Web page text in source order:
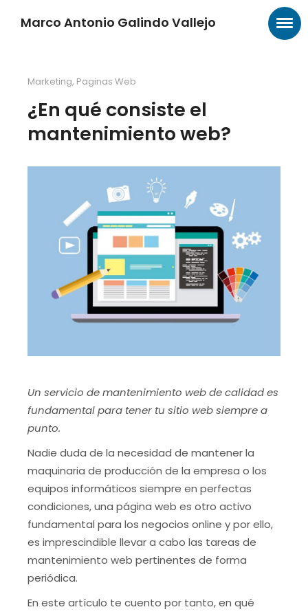
Marco Antonio Galindo Vallejo
Marketing, Paginas Web
¿En qué consiste el
mantenimiento web?
Un servicio de mantenimiento web de calidad es
fundamental para tener tu sitio web siempre a
punto.
Nadie duda de la necesidad de mantener la
maquinaria de producción de la empresa o los
equipos informáticos siempre en perfectas
condiciones, una página web es otro activo
fundamental para los negocios online y por ello,
es imprescindible llevar a cabo las tareas de
mantenimiento web pertinentes de forma
periódica.
En este artículo te cuento por tanto, en qué